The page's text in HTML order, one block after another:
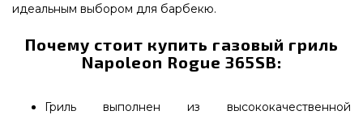
идеальным выбором для барбекю.
Почему стоит купить газовый гриль
Napoleon Rogue 365SB:
Гриль выполнен из высококачественной